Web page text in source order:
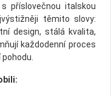
příslovečnou italskou
těmito slovy:
design, stálá kvalita,
každodenní proces